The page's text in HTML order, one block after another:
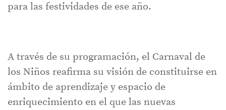
para las festividades de ese año.
A través de su programación, el Carnaval de
los Niños reafirma su visión de constituirse en
ámbito de aprendizaje y espacio de
enriquecimiento en el que las nuevas